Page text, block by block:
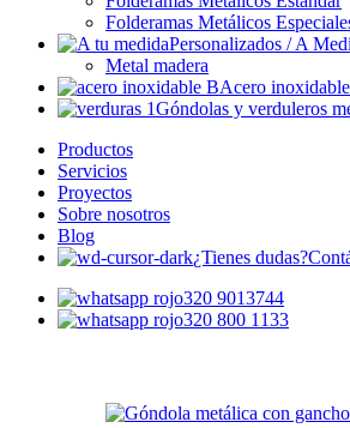
Folderamas Metálicos
Personalizados / A
Metal madera
Acero inoxidable
Góndolas y verduleros
Productos
Servicios
Proyectos
Sobre nosotros
Blog
¿Tienes dudas?
320 9013744
320 800 1133